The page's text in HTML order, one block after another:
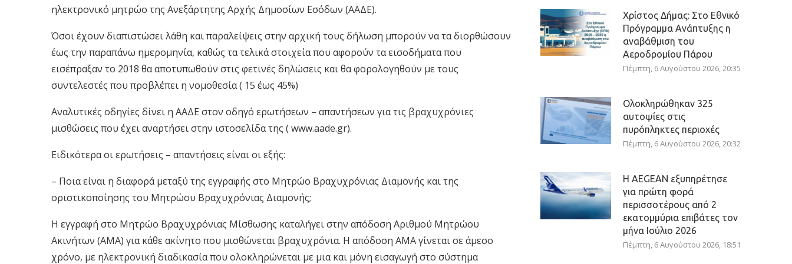
ηλεκτρονικό μητρώο της Ανεξάρτητης Αρχής Δημοσίων Εσόδων (ΑΑΔΕ).
Όσοι έχουν διαπιστώσει λάθη και παραλείψεις στην αρχική τους δήλωση μπορούν να τα διορθώσουν
έως την παραπάνω ημερομηνία, καθώς τα τελικά στοιχεία που αφορούν τα εισοδήματα που
εισέπραξαν το 2018 θα αποτυπωθούν στις φετινές δηλώσεις και θα φορολογηθούν με τους
συντελεστές που προβλέπει η νομοθεσία ( 15 έως 45%)
Αναλυτικές οδηγίες δίνει η ΑΑΔΕ στον οδηγό ερωτήσεων – απαντήσεων για τις βραχυχρόνιες
μισθώσεις που έχει αναρτήσει στην ιστοσελίδα της ( www.aade.gr).
Ειδικότερα οι ερωτήσεις – απαντήσεις είναι οι εξής:
– Ποια είναι η διαφορά μεταξύ της εγγραφής στο Μητρώο Βραχυχρόνιας Διαμονής και της
οριστικοποίησης του Μητρώου Βραχυχρόνιας Διαμονής;
Η εγγραφή στο Μητρώο Βραχυχρόνιας Μίσθωσης καταλήγει στην απόδοση Αριθμού Μητρώου
Ακινήτων (ΑΜΑ) για κάθε ακίνητο που μισθώνεται βραχυχρόνια. Η απόδοση ΑΜΑ γίνεται σε άμεσο
χρόνο, με ηλεκτρονική διαδικασία που ολοκληρώνεται με μια και μόνη εισαγωγή στο σύστημα
Χρίστος Δήμας: Στο Εθνικό
Πρόγραμμα Ανάπτυξης η
αναβάθμιση του
Αεροδρομίου Πάρου
Πέμπτη, 6 Αυγούστου 2026, 20:35
Ολοκληρώθηκαν 325
αυτοψίες στις
πυρόπληκτες περιοχές
Πέμπτη, 6 Αυγούστου 2026, 20:32
Η AEGEAN εξυπηρέτησε
για πρώτη φορά
περισσοτέρους από 2
εκατομμύρια επιβάτες τον
μήνα Ιούλιο 2026
Πέμπτη, 6 Αυγούστου 2026, 18:51